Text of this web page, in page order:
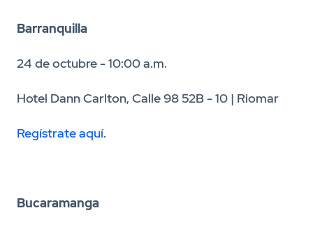
Barranquilla
24 de octubre - 10:00 a.m.
Hotel Dann Carlton, Calle 98 52B - 10 | Riomar
Regístrate aquí.
Bucaramanga